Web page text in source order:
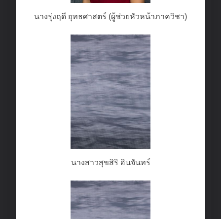
นางรุ่งฤดี ยุทธศาสตร์ (ผู้ช่วยหัวหน้าภาควิชา)
นางสาวสุขสิริ อินจันทร์